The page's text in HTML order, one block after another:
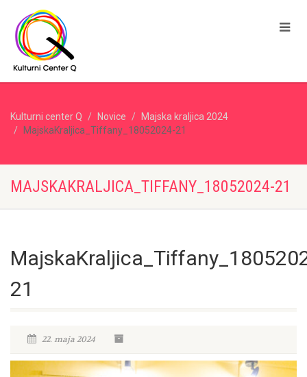
Kulturni center Q Novice
Majska kraljica 2024
MajskaKraljica_Tiffany_18052024-21
MAJSKAKRALJICA_TIFFANY_18052024-21
21
22. maja 2024